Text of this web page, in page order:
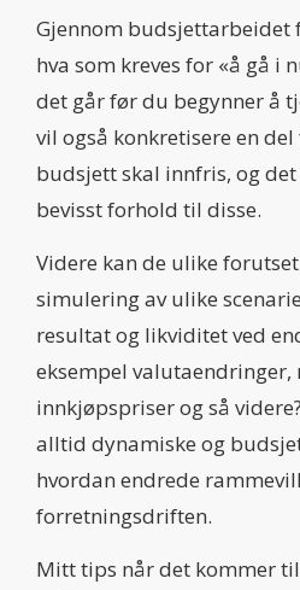
Gjennom budsjettarbeidet
hva som kreves for «å gå i
det går før du begynner å
vil også konkretisere en
budsjett skal innfris, og
bevisst forhold til disse.
Videre kan de ulike
simulering av ulike
resultat og likviditet ved
eksempel valutaendringer,
innkjøpspriser og så
alltid dynamiske og
hvordan endrede
forretningsdriften.
Mitt tips når det kommer